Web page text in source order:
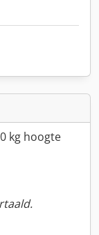
kg hoogte